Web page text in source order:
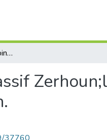
la valorisation du patrimoine universel du Massif Zerhoun;les mutations socioculturelles, le processus de qualification.